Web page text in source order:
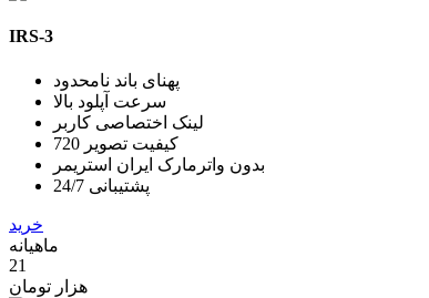
IRS-3
پهنای باند نامحدود
سرعت آپلود بالا
لینک اختصاصی کاربر
کیفیت تصویر 720
بدون واترمارک ایران استریمر
پشتیبانی 24/7
خرید
ماهیانه
21
هزار تومان